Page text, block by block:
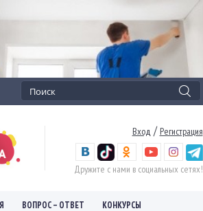
Вход / Регистрация
Дружите с нами в социальных сетях!
ВОПРОС – ОТВЕТ КОНКУРСЫ